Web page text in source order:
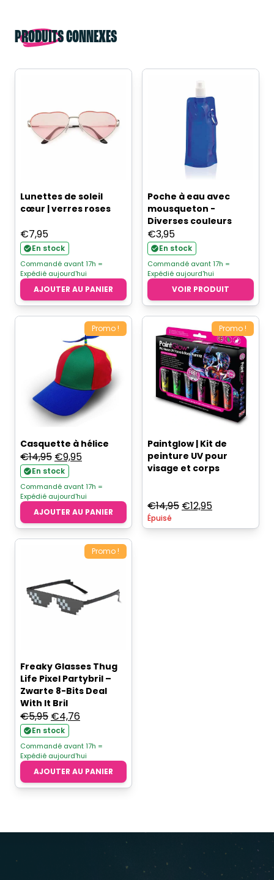
PRODUITS CONNEXES
Lunettes de soleil
cœur | verres roses
€7,95
En stock
Commandé avant 17h =
Expédié aujourd'hui
AJOUTER AU PANIER
Poche à eau avec
mousqueton -
Diverses couleurs
€3,95
En stock
Commandé avant 17h =
Expédié aujourd'hui
VOIR PRODUIT
Promo !
Casquette à hélice
€14,95 Le
prix
initial
était :
€14,95.
€9,95Le
actuel
est :
€9,95.
En stock
Commandé avant 17h =
Expédié aujourd'hui
AJOUTER AU PANIER
Promo !
Paintglow | Kit de
peinture UV pour
visage et corps
€14,95 Le
initial
€12,95Le
actuel
Épuisé
Promo !
Freaky Glasses Thug
Life Pixel Partybril –
Zwarte 8-Bits Deal
With It Bril
€5,95 Le
prix
initial
était :
€5,95.
€4,76Le
actuel
est :
€4,76.
En stock
Commandé avant 17h =
Expédié aujourd'hui
AJOUTER AU PANIER